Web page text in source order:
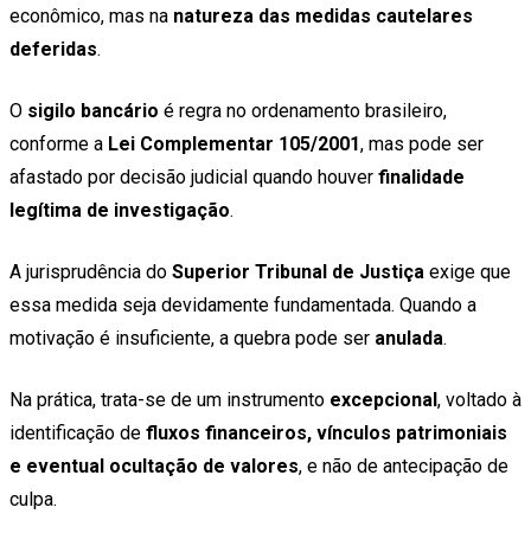
econômico, mas na natureza das medidas cautelares
deferidas.
O sigilo bancário é regra no ordenamento brasileiro,
conforme a Lei Complementar 105/2001, mas pode ser
afastado por decisão judicial quando houver finalidade
legítima de investigação.
A jurisprudência do Superior Tribunal de Justiça exige que
essa medida seja devidamente fundamentada. Quando a
motivação é insuficiente, a quebra pode ser anulada.
Na prática, trata-se de um instrumento excepcional, voltado à
identificação de fluxos financeiros, vínculos patrimoniais
e eventual ocultação de valores, e não de antecipação de
culpa.